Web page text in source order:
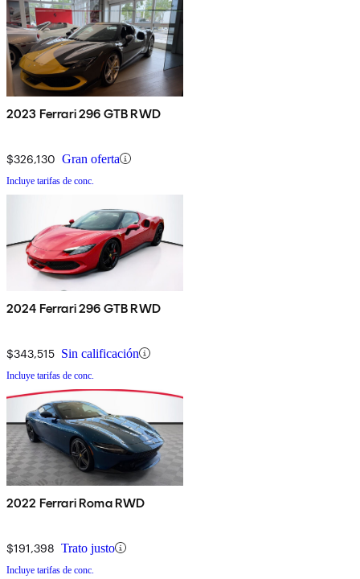
2023 Ferrari 296 GTB RWD
$326,130 Gran oferta
Incluye tarifas de conc.
2024 Ferrari 296 GTB RWD
$343,515 Sin calificación
Incluye tarifas de conc.
2022 Ferrari Roma RWD
$191,398 Trato justo
Incluye tarifas de conc.